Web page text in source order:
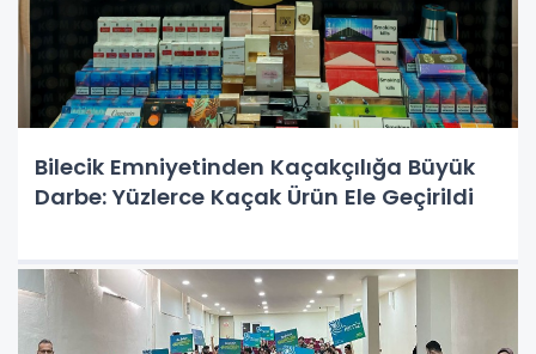
Bilecik Emniyetinden Kaçakçılığa Büyük
Darbe: Yüzlerce Kaçak Ürün Ele Geçirildi